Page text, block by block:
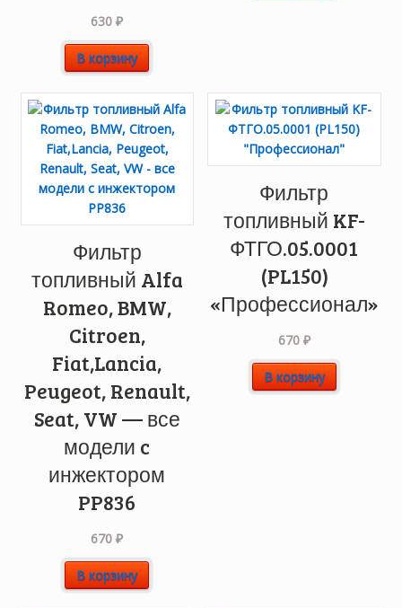
630₽
В корзину
Фильтр
топливный Alfa
Romeo, BMW,
Citroen,
Fiat,Lancia,
Peugeot, Renault,
Seat, VW — все
модели c
инжектором
PP836
670₽
В корзину
Фильтр
топливный KF-
ФТГО.05.0001
(PL150)
«Профессионал»
670 ₽
В корзину